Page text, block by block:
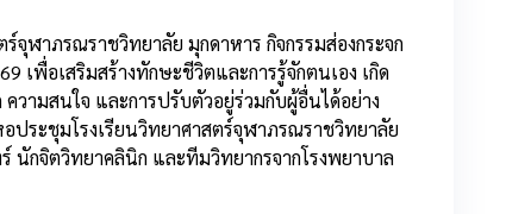
จุฬาภรณราชวิทยาลัย มุกดาหาร กิจกรรมส่องกระจก
เพื่อเสริมสร้างทักษะชีวิตและการรู้จักตนเอง เกิด
วามสนใจ และการปรับตัวอยู่ร่วมกับผู้อื่นได้อย่าง
ระชุมโรงเรียนวิทยาศาสตร์จุฬาภรณราชวิทยาลัย
นักจิตวิทยาคลินิก และทีมวิทยากรจากโรงพยาบาล